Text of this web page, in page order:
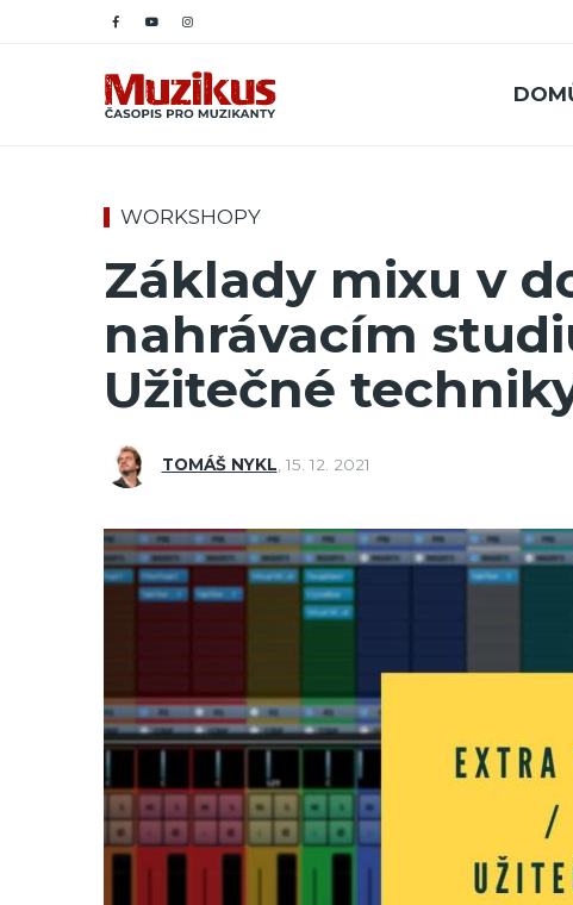
WORKSHOPY
Základy mixu v
nahrávacím
Užitečné
TOMÁŠ NYKL 15. 12. 2021